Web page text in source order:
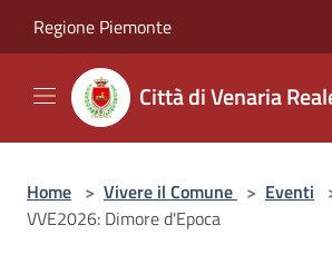
Regione Piemonte
Città di Venaria
Home > Vivere il Comune > Eventi
VVE2026: Dimore d'Epoca